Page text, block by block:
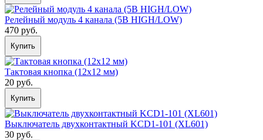
Релейный модуль 4 канала (5В HIGH/LOW)
470 руб.
Купить
Тактовая кнопка (12х12 мм)
20 руб.
Купить
Выключатель двухконтактный KCD1-101 (XL601)
30 руб.